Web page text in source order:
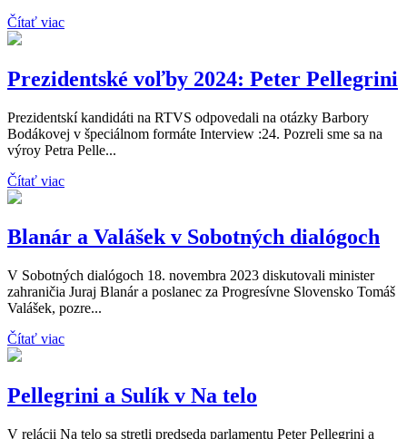
Čítať viac
Prezidentské voľby 2024: Peter Pellegrini
Prezidentskí kandidáti na RTVS odpovedali na otázky Barbory
Bodákovej v špeciálnom formáte Interview :24. Pozreli sme sa na
výroy Petra Pelle...
Čítať viac
Blanár a Valášek v Sobotných dialógoch
V Sobotných dialógoch 18. novembra 2023 diskutovali minister
zahraničia Juraj Blanár a poslanec za Progresívne Slovensko Tomáš
Valášek, pozre...
Čítať viac
Pellegrini a Sulík v Na telo
V relácii Na telo sa stretli predseda parlamentu Peter Pellegrini a